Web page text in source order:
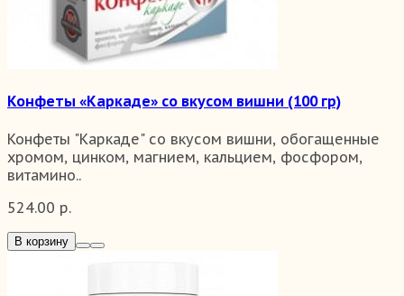
Конфеты «Каркаде» со вкусом вишни (100 гр)
Конфеты "Каркаде" со вкусом вишни, обогащенные
хромом, цинком, магнием, кальцием, фосфором,
витамино..
524.00 р.
В корзину